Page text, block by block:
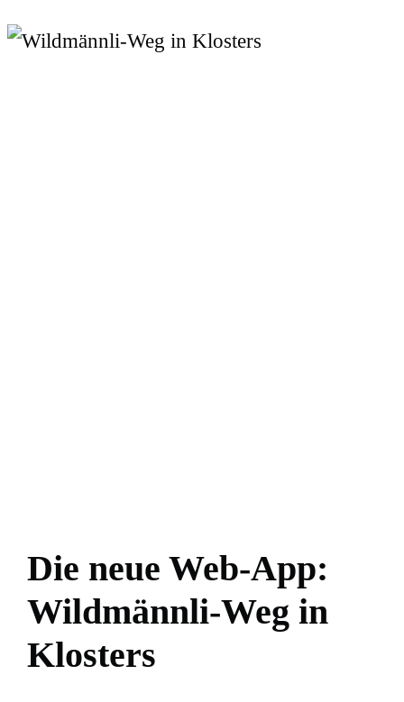
Die neue Web-App:
Wildmännli-Weg in
Klosters